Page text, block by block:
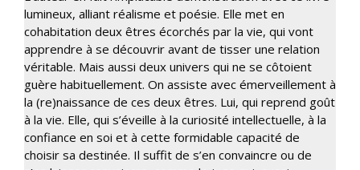
lumineux, alliant réalisme et poésie. Elle met en
cohabitation deux êtres écorchés par la vie, qui vont
apprendre à se découvrir avant de tisser une relation
véritable. Mais aussi deux univers qui ne se côtoient
guère habituellement. On assiste avec émerveillement à
la (re)naissance de ces deux êtres. Lui, qui reprend goût
à la vie. Elle, qui s’éveille à la curiosité intellectuelle, à la
confiance en soi et à cette formidable capacité de
choisir sa destinée. Il suffit de s’en convaincre ou de